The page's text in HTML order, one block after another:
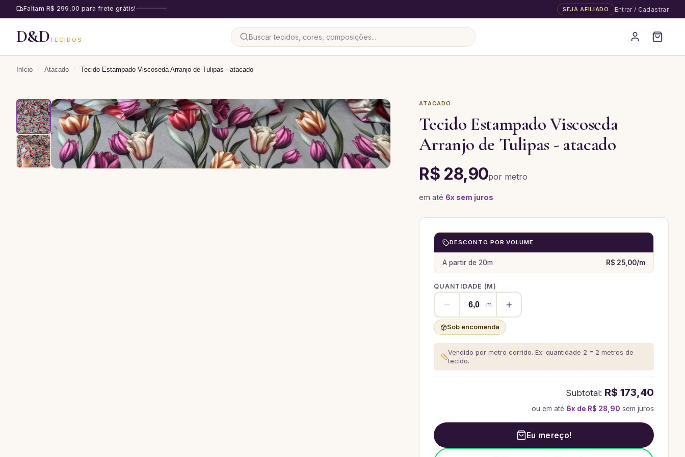
Faltam R$ 299,00 para frete grátis! SEJA AFILIADO Entrar / Cadastrar
D&DTECIDOS
Início / Atacado / Tecido Estampado Viscoseda Arranjo de Tulipas - atacado
ATACADO
Tecido Estampado Viscoseda
Arranjo de Tulipas - atacado
R$ 28,90por metro
em até 6x sem juros
DESCONTO POR VOLUME
A partir de 20m R$ 25,00/m
QUANTIDADE (M)
m
Sob encomenda
Vendido por metro corrido. Ex: quantidade 2 = 2 metros de
tecido.
Subtotal: R$ 173,40
ou em até 6x de R$ 28,90 sem juros
Eu mereço!